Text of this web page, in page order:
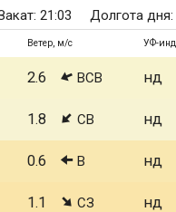
21:03 Долгота дня:
Ветер, м/с УФ-
2.6 ВСВ нд
1.8 СВ нд
0.6 В нд
1.1 СЗ нд